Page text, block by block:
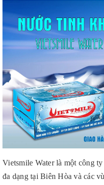
Vietsmile Water là một công
đa dạng tại Biên Hòa và các